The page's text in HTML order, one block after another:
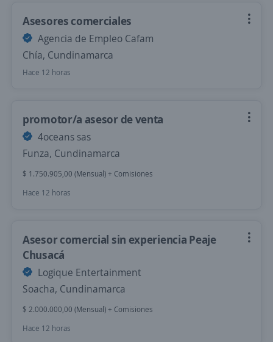
Asesores comerciales
Agencia de Empleo Cafam
Chía, Cundinamarca
Hace 12 horas
promotor/a asesor de venta
4oceans sas
Funza, Cundinamarca
$ 1.750.905,00 (Mensual) + Comisiones
Hace 12 horas
Asesor comercial sin experiencia Peaje
Chusacá
Logique Entertainment
Soacha, Cundinamarca
$ 2.000.000,00 (Mensual) + Comisiones
Hace 12 horas